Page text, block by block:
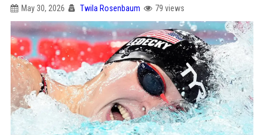
May 30, 2026 Twila Rosenbaum 79 views